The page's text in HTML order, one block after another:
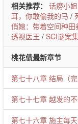
相关推荐： 话痨小姐
耳，你敢偷我的马 /
俏媳：带着空间种田
透视医王 / SCI谜案
桃花债最新章节
第七十八章 结局（完
第七十七章 越发的不
第七十六章 施主每